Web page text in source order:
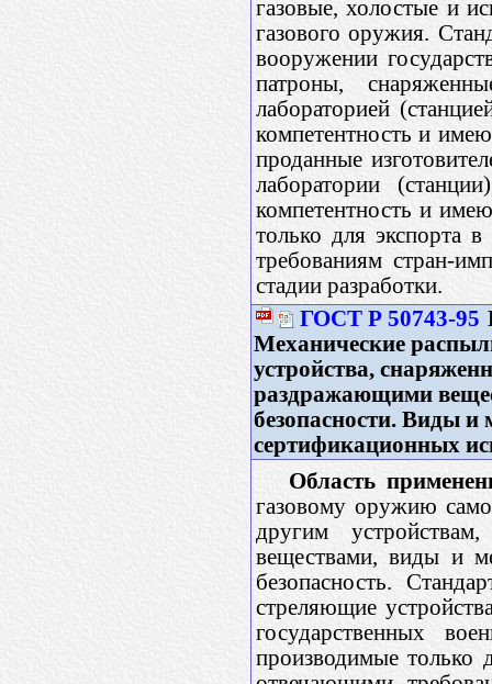
газовые, холостые и
газового оружия.
вооружении
патроны,
лабораторией
компетентность и
проданные
лаборатории
компетентность и
только для экспорта
требованиям стран-
стадии разработки.
ГОСТ Р 50743-95
Механические
устройства,
раздражающими
безопасности. Виды
сертификационных
Область
газовому оружию
другим
веществами, виды и
безопасность.
стреляющие
государственных
производимые только